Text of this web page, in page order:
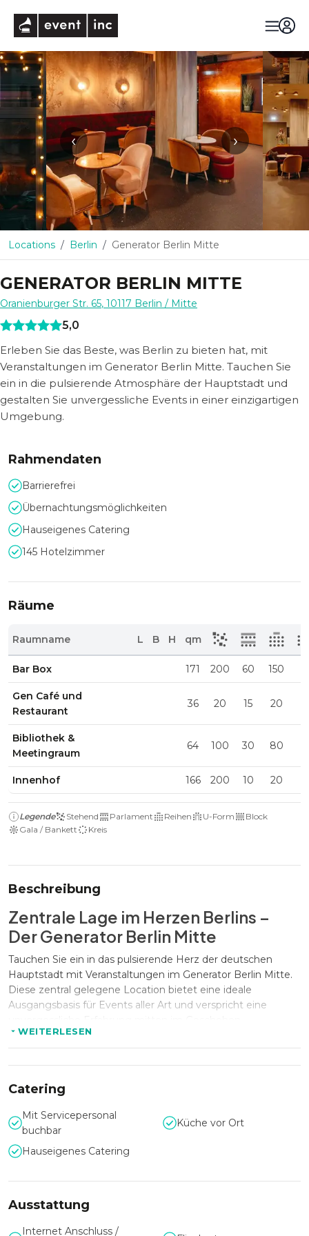
‹ ›
Locations Berlin Generator Berlin Mitte
GENERATOR BERLIN MITTE
Oranienburger Str. 65, 10117 Berlin / Mitte
5,0
Erleben Sie das Beste, was Berlin zu bieten hat, mit
Veranstaltungen im Generator Berlin Mitte. Tauchen Sie
ein in die pulsierende Atmosphäre der Hauptstadt und
gestalten Sie unvergessliche Events in einer einzigartigen
Umgebung.
Rahmendaten
Barrierefrei
Übernachtungsmöglichkeiten
Hauseigenes Catering
145 Hotelzimmer
Räume
Raumname L B H qm
Bar Box 171 200 60 150
Gen Café und
Restaurant
36 20 15 20
Bibliothek &
Meetingraum
64 100 30 80
Innenhof 166 200 10 20
Legende Stehend Parlament Reihen U-Form
Block
Gala / Bankett
Kreis
Beschreibung
Zentrale Lage im Herzen Berlins –
Der Generator Berlin Mitte
Tauchen Sie ein in das pulsierende Herz der deutschen
Hauptstadt mit Veranstaltungen im Generator Berlin Mitte.
Diese zentral gelegene Location bietet eine ideale
Ausgangsbasis für Events aller Art und verspricht eine
Vielfältige Räumlichkeiten für jeden
Anlass
Der Generator Berlin Mitte beeindruckt mit seiner
beeindruckenden Kapazität und Vielfalt an
Veranstaltungsräumen. Eine gemütliche Bar, ein moderner
Meetingraum, geräumige Eventbereiche - die Location
angesagte Barbox als Hauptveranstaltungsraum, das
nachmittags bis spät in die Nacht, solange kein Abendessen
WEITERLESEN
Catering
Mit Servicepersonal
buchbar
Küche vor Ort
Hauseigenes Catering
Ausstattung
Internet Anschluss /